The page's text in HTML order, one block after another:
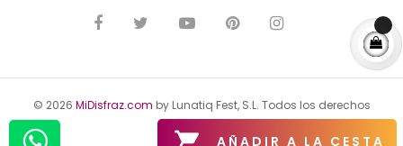
AÑADIR A LA CESTA
© 2026 MiDisfraz.com by Lunatiq Fest, S.L. Todos los derechos
reservados.